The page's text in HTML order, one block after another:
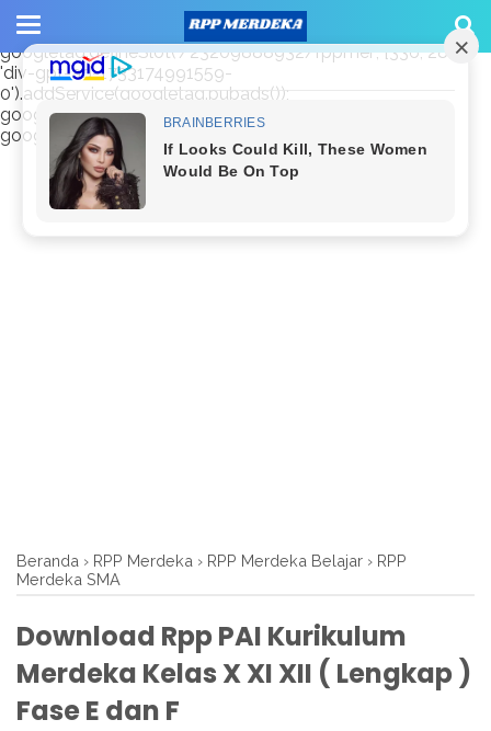
window.googletag = window.googletag || {cmd: []};
googletag.cmd.push(function() {
googletag.defineSlot('/23209888932/rppmer', [336, 280],
'div-gpt-ad-1733174991559-
0').addService(googletag.pubads());
googletag.pubads().enableSingleRequest();
googletag.enableServices(); });
Beranda › RPP Merdeka › RPP Merdeka Belajar › RPP
Merdeka SMA
Download Rpp PAI Kurikulum
Merdeka Kelas X XI XII ( Lengkap )
Fase E dan F